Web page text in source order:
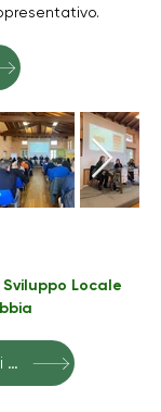
Locale
scopri di più